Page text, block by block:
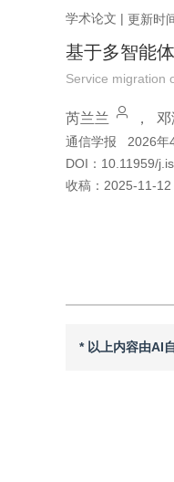
学术论文 | 更新时
基于多智能
Service migration
芮兰兰 ， 邓
通信学报
2026年
DOI： 10.11959/
收稿： 2025-11-12
* 以上内容由AI